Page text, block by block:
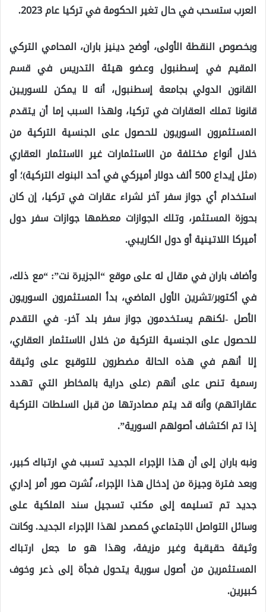
العرب ستسحب في حال تغير الحكومة في تركيا عام 2023.
وبخصوص النقطة الأولى، أوضح دينيز باران، المحامي التركي
المقيم في إسطنبول وعضو هيئة التدريس في قسم
القانون الدولي بجامعة إسطنبول، أنه لا يمكن للسوريين
قانونا تملك العقارات في تركيا، ولهذا السبب إما أن يتقدم
المستثمرون السوريون للحصول على الجنسية التركية من
خلال أنواع مختلفة من الاستثمارات غير الاستثمار العقاري
(مثل إيداع 500 ألف دولار أميركي في أحد البنوك التركية)؛ أو
استخدام أي جواز سفر آخر لشراء عقارات في تركيا، إن كان
بحوزة المستثمر، وتلك الجوازات معظمها جوازات سفر دول
أميركا اللاتينية أو دول الكاريبي.
وأضاف باران في مقال له على موقع “الجزيرة نت”: “مع ذلك،
في أكتوبر/تشرين الأول الماضي، بدأ المستثمرون السوريون
الأصل -لكنهم يستخدمون جواز سفر بلد آخر- في التقدم
للحصول على الجنسية التركية من خلال الاستثمار العقاري،
إلا أنهم في هذه الحالة مضطرون للتوقيع على وثيقة
رسمية تنص على أنهم (على دراية بالمخاطر التي تهدد
عقاراتهم) وأنه قد يتم مصادرتها من قبل السلطات التركية
إذا تم اكتشاف أصولهم السورية”.
ونبه باران إلى أن هذا الإجراء الجديد تسبب في ارتباك كبير،
وبعد فترة وجيزة من إدخال هذا الإجراء، نُشرت صور أمر إداري
جديد تم تسليمه إلى مكتب تسجيل سند الملكية على
وسائل التواصل الاجتماعي كمصدر لهذا الإجراء الجديد. وكانت
وثيقة حقيقية وغير مزيفة، وهذا هو ما جعل ارتباك
المستثمرين من أصول سورية يتحول فجأة إلى ذعر وخوف
كبيرين.